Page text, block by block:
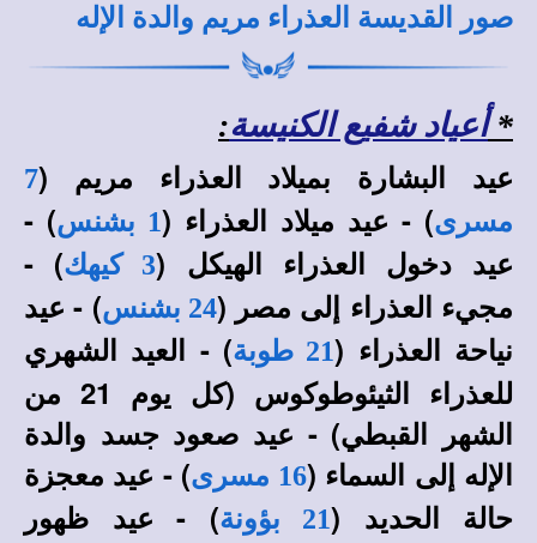
صور القديسة العذراء مريم والدة الإله
*أعياد شفيع الكنيسة:
عيد البشارة بميلاد العذراء مريم (7
مسرى) - عيد ميلاد العذراء (1 بشنس
) -
عيد دخول العذراء الهيكل (3 كيهك
) -
مجيء العذراء إلى مصر (24 بشنس
) - عيد
نياحة العذراء (21 طوبة
) - العيد الشهري
للعذراء الثيئوطوكوس (كل يوم 21 من
الشهر القبطي) - عيد صعود جسد والدة
الإله إلى السماء (16 مسرى
) - عيد معجزة
حالة الحديد (21 بؤونة
) - عيد ظهور